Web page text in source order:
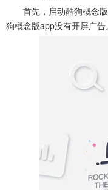
首先，启动酷狗概念
狗概念版app没有开屏广告。